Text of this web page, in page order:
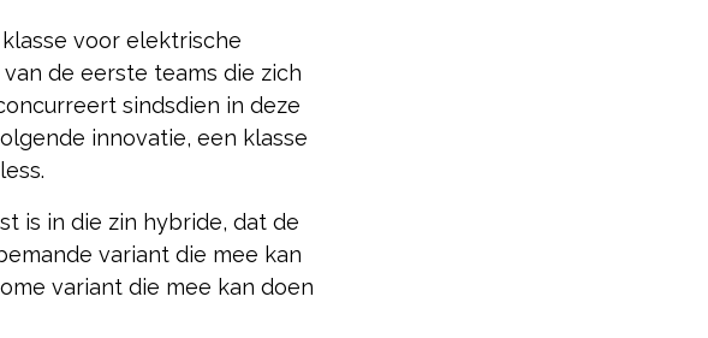
voor elektrische
de eerste teams die zich
sindsdien in deze
innovatie, een klasse
is in die zin hybride, dat de
variant die mee kan
variant die mee kan doen